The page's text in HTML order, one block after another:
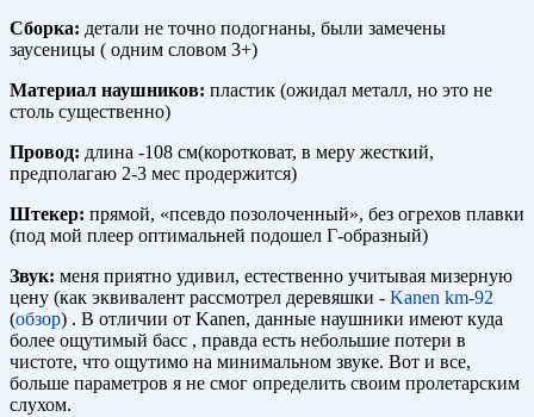
Сборка: детали не точно подогнаны, были замечены
заусеницы ( одним словом 3+)
Материал наушников: пластик (ожидал металл, но это не
столь существенно)
Провод: длина -108 см(коротковат, в меру жесткий,
предполагаю 2-3 мес продержится)
Штекер: прямой, «псевдо позолоченный», без огрехов плавки
(под мой плеер оптимальней подошел Г-образный)
Звук: меня приятно удивил, естественно учитывая мизерную
цену (как эквивалент рассмотрел деревяшки - Kanen km-92
(обзор) . В отличии от Kanen, данные наушники имеют куда
более ощутимый басс , правда есть небольшие потери в
чистоте, что ощутимо на минимальном звуке. Вот и все,
больше параметров я не смог определить своим пролетарским
слухом.